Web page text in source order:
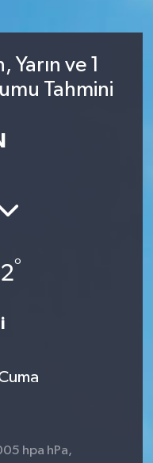
Yarın ve 1
Tahmini
°
hpa hPa,